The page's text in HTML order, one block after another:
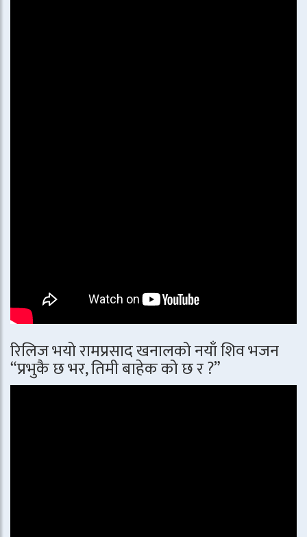
रिलिज भयो रामप्रसाद खनालको नयाँ शिव भजन
“प्रभुकै छ भर, तिमी बाहेक को छ र ?”